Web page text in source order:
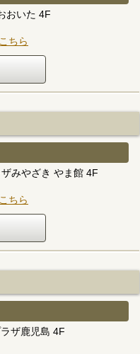
おいた 4F
ちら
みやざき やま館 4F
ちら
ザ鹿児島 4F